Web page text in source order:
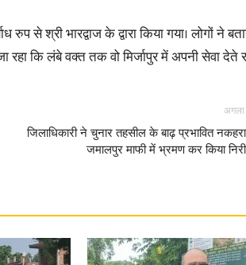
से श्री भारद्वाज के द्वारा किया गया। लोगों ने
कि लंबे वक्त तक वो मिर्जापुर में अपनी सेवा देते
जिलाधिकारी ने चुनार तहसील के बाढ़ प्रभावित
जमालपुर माफी में भ्रमण कर किया